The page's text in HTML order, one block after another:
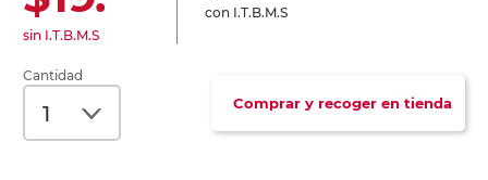
sin I.T.B.M.S
con I.T.B.M.S
Cantidad
Comprar y recoger en tienda